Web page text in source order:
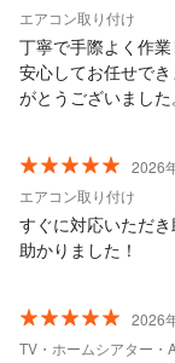
エアコン取り付け
丁寧で手際よく作業
安心してお任せで
がとうございました
2026
エアコン取り付け
すぐに対応いただ
助かりました！
2026
TV・ホームシアター・